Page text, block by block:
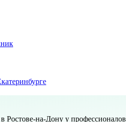
Ростове-на-Дону у профессионалов